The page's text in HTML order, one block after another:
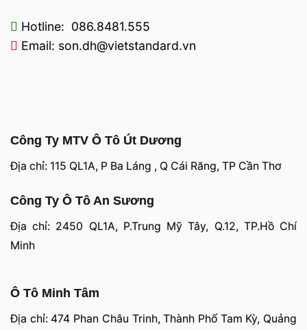
Hotline: 086.8481.555
Email: son.dh@vietstandard.vn
Công Ty MTV Ô Tô Út Dương
Địa chỉ: 115 QL1A, P Ba Láng , Q Cái Răng, TP Cần Thơ
Công Ty Ô Tô An Sương
Địa chỉ: 2450 QL1A, P.Trung Mỹ Tây, Q.12, TP.Hồ Chí
Minh
Ô Tô Minh Tâm
Địa chỉ: 474 Phan Châu Trinh, Thành Phố Tam Kỳ, Quảng